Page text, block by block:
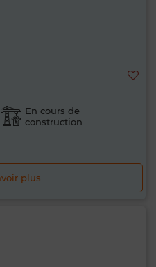
En cours de
construction
plus